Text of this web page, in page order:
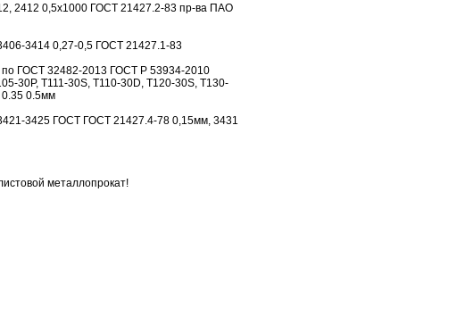
2412 0,5х1000 ГОСТ 21427.2-83 пр-ва ПАО
3414 0,27-0,5 ГОСТ 21427.1-83
по ГОСТ 32482-2013 ГОСТ Р 53934-2010
30P, T111-30S, T110-30D, T120-30S, T130-
0.35 0.5мм
3425 ГОСТ ГОСТ 21427.4-78 0,15мм, 3431
металлопрокат!